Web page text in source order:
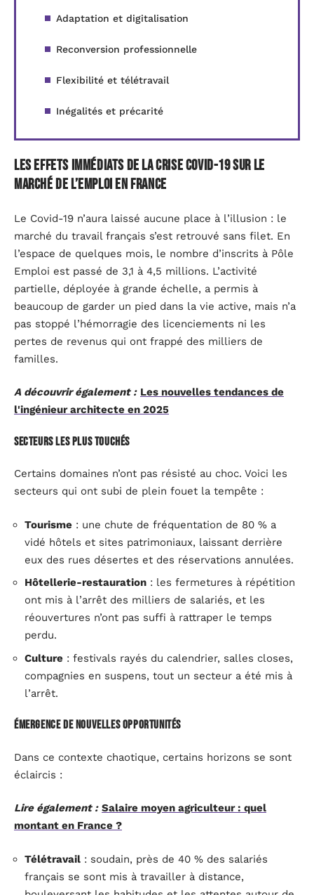
Adaptation et digitalisation
Reconversion professionnelle
Flexibilité et télétravail
Inégalités et précarité
Les effets immédiats de la crise Covid-19 sur le
marché de l’emploi en France
Le Covid-19 n’aura laissé aucune place à l’illusion : le
marché du travail français s’est retrouvé sans filet. En
l’espace de quelques mois, le nombre d’inscrits à Pôle
Emploi est passé de 3,1 à 4,5 millions. L’activité
partielle, déployée à grande échelle, a permis à
beaucoup de garder un pied dans la vie active, mais n’a
pas stoppé l’hémorragie des licenciements ni les
pertes de revenus qui ont frappé des milliers de
familles.
A découvrir également : Les nouvelles tendances de
l'ingénieur architecte en 2025
Secteurs les plus touchés
Certains domaines n’ont pas résisté au choc. Voici les
secteurs qui ont subi de plein fouet la tempête :
Tourisme : une chute de fréquentation de 80 % a
vidé hôtels et sites patrimoniaux, laissant derrière
eux des rues désertes et des réservations annulées.
Hôtellerie-restauration : les fermetures à répétition
ont mis à l’arrêt des milliers de salariés, et les
réouvertures n’ont pas suffi à rattraper le temps
perdu.
Culture : festivals rayés du calendrier, salles closes,
compagnies en suspens, tout un secteur a été mis à
l’arrêt.
Émergence de nouvelles opportunités
Dans ce contexte chaotique, certains horizons se sont
éclaircis :
Lire également : Salaire moyen agriculteur : quel
montant en France ?
Télétravail : soudain, près de 40 % des salariés
français se sont mis à travailler à distance,